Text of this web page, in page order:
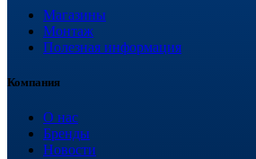
Магазины
Монтаж
Полезная информация
Компания
О нас
Бренды
Новости